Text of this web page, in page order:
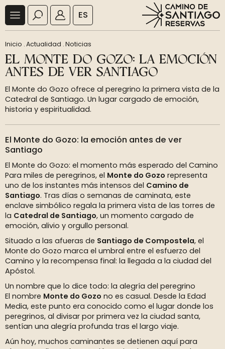
ES
Inicio .Actualidad .Noticias
EL MONTE DO GOZO: LA EMOCIÓN
ANTES DE VER SANTIAGO
El Monte do Gozo ofrece al peregrino la primera vista de la
Catedral de Santiago. Un lugar cargado de emoción,
historia y espiritualidad.
El Monte do Gozo: la emoción antes de ver
Santiago
El Monte do Gozo: el momento más esperado del Camino
Para miles de peregrinos, el Monte do Gozo representa
uno de los instantes más intensos del Camino de
Santiago. Tras días o semanas de caminata, este
enclave simbólico regala la primera vista de las torres de
la Catedral de Santiago, un momento cargado de
emoción, alivio y orgullo personal.
Situado a las afueras de Santiago de Compostela, el
Monte do Gozo marca el umbral entre el esfuerzo del
Camino y la recompensa final: la llegada a la ciudad del
Apóstol.
Un nombre que lo dice todo: la alegría del peregrino
El nombre Monte do Gozo no es casual. Desde la Edad
Media, este punto era conocido como el lugar donde los
peregrinos, al divisar por primera vez la ciudad santa,
sentían una alegría profunda tras el largo viaje.
Aún hoy, muchos caminantes se detienen aquí para